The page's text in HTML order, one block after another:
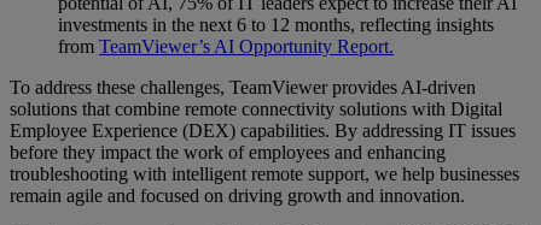
investments in the next 6 to 12 months, reflecting insights
from TeamViewer’s AI Opportunity Report.
To address these challenges, TeamViewer provides AI-driven
solutions that combine remote connectivity solutions with Digital
Employee Experience (DEX) capabilities. By addressing IT issues
before they impact the work of employees and enhancing
troubleshooting with intelligent remote support, we help businesses
remain agile and focused on driving growth and innovation.